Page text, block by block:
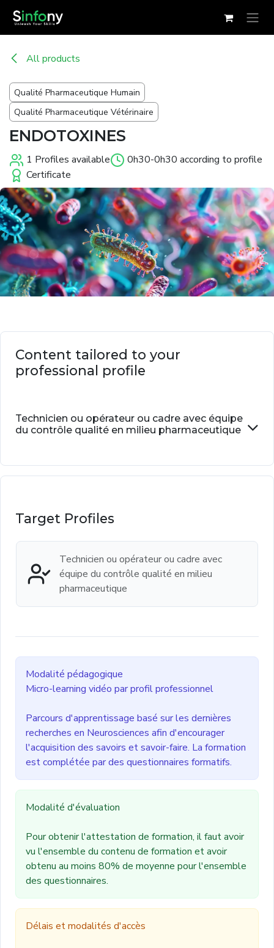
All products
Qualité Pharmaceutique Humain
Qualité Pharmaceutique Vétérinaire
ENDOTOXINES
1 Profiles available
0h30-0h30 according to profile
Certificate
Content tailored to your
professional profile
Technicien ou opérateur ou cadre avec équipe
du contrôle qualité en milieu pharmaceutique
Target Profiles
Technicien ou opérateur ou cadre avec
équipe du contrôle qualité en milieu
pharmaceutique
Modalité pédagogique
Micro-learning vidéo par profil professionnel
Parcours d'apprentissage basé sur les dernières
recherches en Neurosciences afin d'encourager
l'acquisition des savoirs et savoir-faire. La formation
est complétée par des questionnaires formatifs.
Modalité d'évaluation
Pour obtenir l'attestation de formation, il faut avoir
vu l'ensemble du contenu de formation et avoir
obtenu au moins 80% de moyenne pour l'ensemble
des questionnaires.
Délais et modalités d'accès